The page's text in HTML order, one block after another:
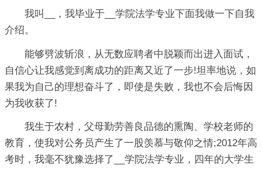
我叫__，我毕业于__学院法学专业下面我做一下自我
介绍。
能够劈波斩浪，从无数应聘者中脱颖而出进入面试，
自信心让我感觉到离成功的距离又近了一步!坦率地说，如
果我为自己的理想奋斗了，即使是失败，我也不会后悔因
为我收获了!
我生于农村，父母勤劳善良品德的熏陶、学校老师的
教育，使我对公务员产生了一股羡慕与敬仰之情;2012年高
考时，我毫不犹豫选择了__学院法学专业，四年的大学生